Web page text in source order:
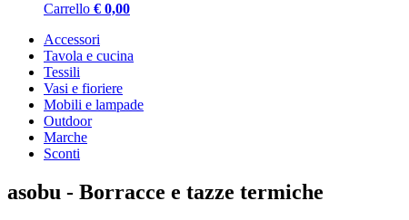
Carrello € 0,00
Accessori
Tavola e cucina
Tessili
Vasi e fioriere
Mobili e lampade
Outdoor
Marche
Sconti
asobu - Borracce e tazze termiche